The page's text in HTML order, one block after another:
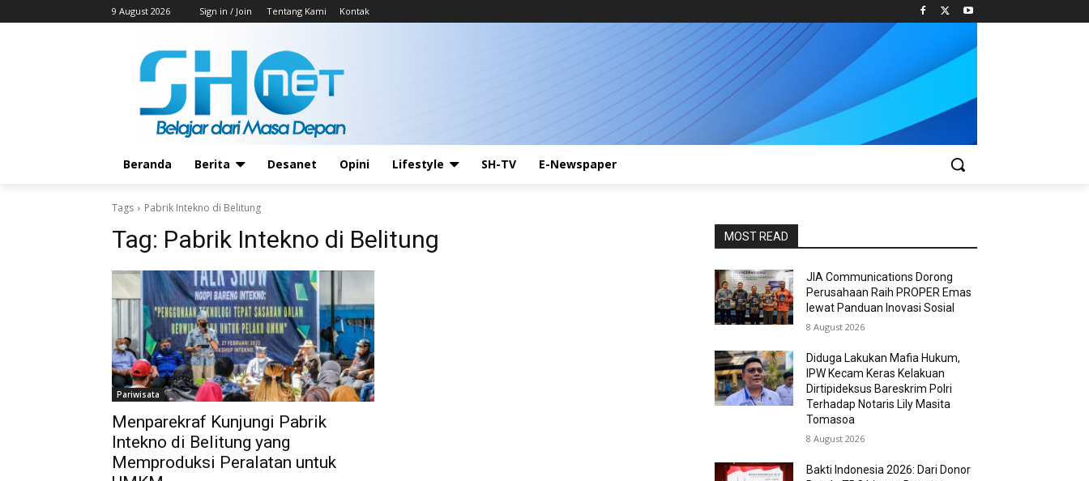
9 August 2026 Sign in / Join Tentang Kami Kontak
Beranda Berita Desanet Opini Lifestyle SH-TV E-Newspaper
Tags Pabrik Intekno di Belitung
Tag: Pabrik Intekno di Belitung
Pariwisata
Menparekraf Kunjungi Pabrik
Intekno di Belitung yang
Memproduksi Peralatan untuk
MOST READ
JIA Communications Dorong
Perusahaan Raih PROPER Emas
lewat Panduan Inovasi Sosial
8 August 2026
Diduga Lakukan Mafia Hukum,
IPW Kecam Keras Kelakuan
Dirtipideksus Bareskrim Polri
Terhadap Notaris Lily Masita
Tomasoa
8 August 2026
Bakti Indonesia 2026: Dari Donor